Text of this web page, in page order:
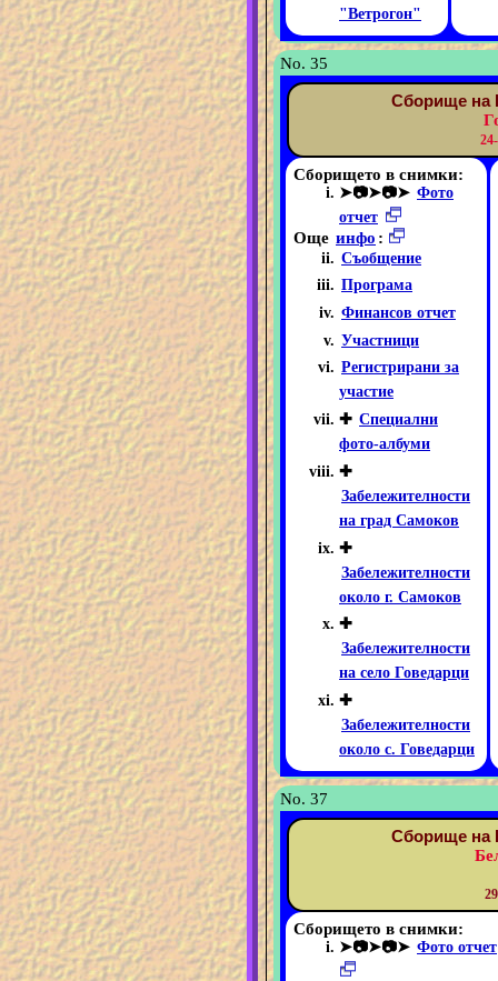
"Ветрогон"
No. 35
Сборище на
Сборището в снимки:
➤📷➤📷➤ Фото
отчет
Още инфо :
Съобщение
Програма
Финансов отчет
Участници
Регистрирани за
участие
✚ Специални
фото-албуми
✚
Забележителности
на град Самоков
✚
Забележителности
около г. Самоков
✚
Забележителности
на село Говедарци
✚
Забележителности
около с. Говедарци
No. 37
Сборище на
Сборището в снимки:
➤📷➤📷➤ Фото отчет